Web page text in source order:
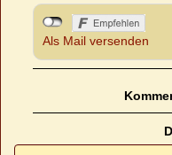
Als Mail versenden